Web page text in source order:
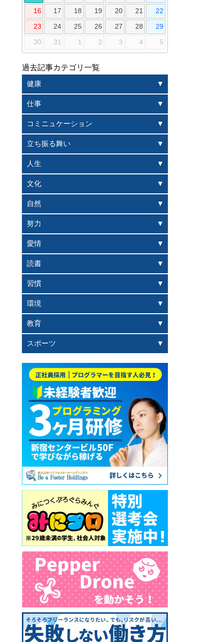
16 17 18 19 20 21 22
23 24 25 26 27 28 29
30 31 1 2 3 4 5
過去記事カテゴリ一覧
健康
仕事
コミニュケーション
立ち振る舞い
人生
文化
自然
努力
愛情
読書
習慣
環境
教育
スポーツ